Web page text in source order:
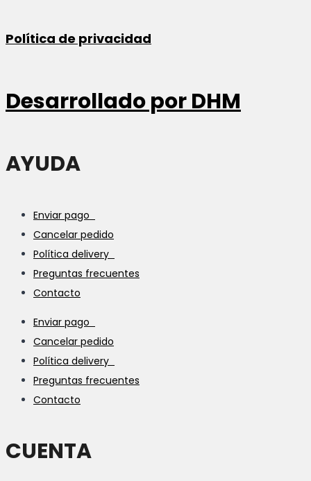
Política de privacidad
Desarrollado porDHM
AYUDA
Enviar pago
Cancelar pedido
Política delivery
Preguntas frecuentes
Contacto
Enviar pago
Cancelar pedido
Política delivery
Preguntas frecuentes
Contacto
CUENTA